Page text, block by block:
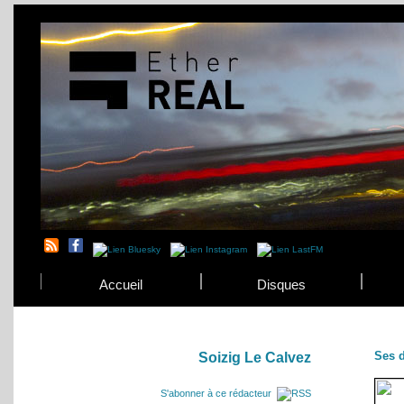
Accueil Disques
Soizig Le Calvez
S'abonner à ce rédacteur
Ses